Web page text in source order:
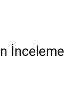
İnceleme